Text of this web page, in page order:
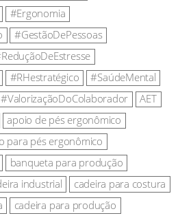
#Ergonomia
#GestãoDePessoas
#RHestratégico
#SaúdeMental
#ValorizaçãoDoColaborador
AET
apoio de pés ergonômico
para pés ergonômico
banqueta para produção
industrial
cadeira para costura
cadeira para produção